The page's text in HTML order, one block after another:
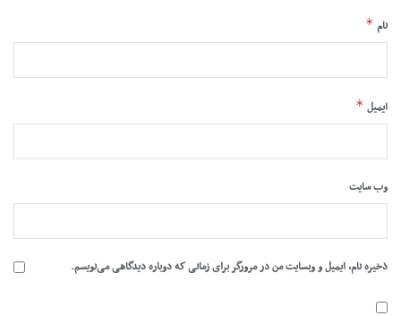
نام *
ایمیل *
وب‌ سایت
ذخیره نام، ایمیل و وبسایت من در مرورگر برای زمانی که دوباره دیدگاهی می‌نویسم.